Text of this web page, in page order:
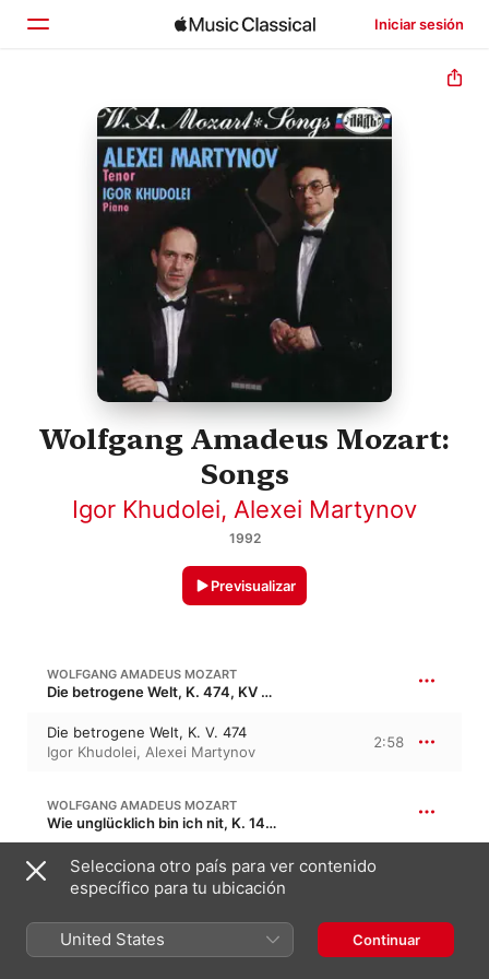
Iniciar sesión
Inicio
Explorar
Buscar
Wolfgang Amadeus Mozart:
Songs
Igor Khudolei, Alexei Martynov
1992
Previsualizar
WOLFGANG AMADEUS MOZART
Die betrogene Welt, K. 474, KV 474 · “El mundo engañado”
Die betrogene Welt, K. V. 474
Igor Khudolei, Alexei Martynov
2:58
WOLFGANG AMADEUS MOZART
Wie unglücklich bin ich nit, K. 147, K. 125g, KV 147, KV 125g
Wie unglücklich bin ich nit, K.V.
Alexei Martynov,Igor Khudolei
1:17
WOLFGANG AMADEUS MOZART
Das Veilchen, K. 476, KV 476 · “La violeta”
Selecciona otro país para ver contenido
específico para tu ubicación
United States Continuar